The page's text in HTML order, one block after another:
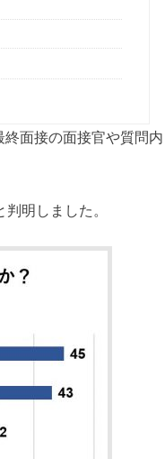
面接の面接官や質問内
判明しました。